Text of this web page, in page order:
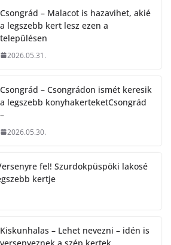
Csongrád – Malacot is hazavihet, akié
a legszebb kert lesz ezen a
településen
2026.05.31.
Csongrád – Csongrádon ismét keresik
a legszebb konyhakerteketCsongrád
–
2026.05.30.
fel! Szurdokpüspöki lakosé
kertje
Kiskunhalas – Lehet nevezni – idén is
versenyeznek a szép kertek